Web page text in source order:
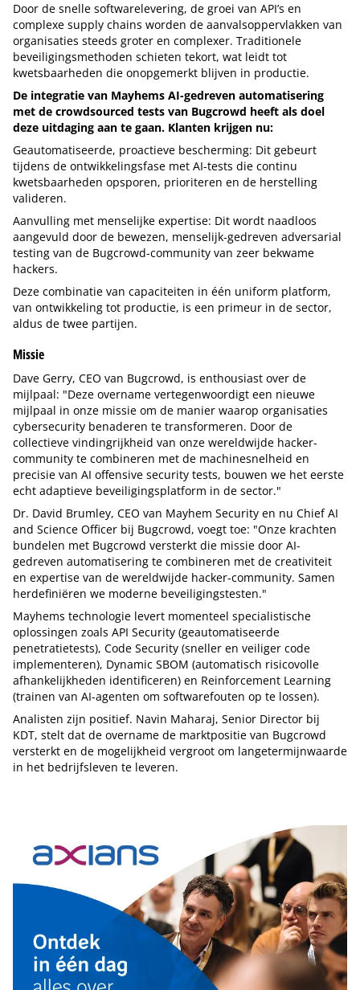
Door de snelle softwarelevering, de groei van API’s en
complexe supply chains worden de aanvalsoppervlakken van
organisaties steeds groter en complexer. Traditionele
beveiligingsmethoden schieten tekort, wat leidt tot
kwetsbaarheden die onopgemerkt blijven in productie.
De integratie van Mayhems AI-gedreven automatisering
met de crowdsourced tests van Bugcrowd heeft als doel
deze uitdaging aan te gaan. Klanten krijgen nu:
Geautomatiseerde, proactieve bescherming: Dit gebeurt
tijdens de ontwikkelingsfase met AI-tests die continu
kwetsbaarheden opsporen, prioriteren en de herstelling
valideren.
Aanvulling met menselijke expertise: Dit wordt naadloos
aangevuld door de bewezen, menselijk-gedreven adversarial
testing van de Bugcrowd-community van zeer bekwame
hackers.
Deze combinatie van capaciteiten in één uniform platform,
van ontwikkeling tot productie, is een primeur in de sector,
aldus de twee partijen.
Missie
Dave Gerry, CEO van Bugcrowd, is enthousiast over de
mijlpaal: "Deze overname vertegenwoordigt een nieuwe
mijlpaal in onze missie om de manier waarop organisaties
cybersecurity benaderen te transformeren. Door de
collectieve vindingrijkheid van onze wereldwijde hacker-
community te combineren met de machinesnelheid en
precisie van AI offensive security tests, bouwen we het eerste
echt adaptieve beveiligingsplatform in de sector."
Dr. David Brumley, CEO van Mayhem Security en nu Chief AI
and Science Officer bij Bugcrowd, voegt toe: "Onze krachten
bundelen met Bugcrowd versterkt die missie door AI-
gedreven automatisering te combineren met de creativiteit
en expertise van de wereldwijde hacker-community. Samen
herdefiniëren we moderne beveiligingstesten."
Mayhems technologie levert momenteel specialistische
oplossingen zoals API Security (geautomatiseerde
penetratietests), Code Security (sneller en veiliger code
implementeren), Dynamic SBOM (automatisch risicovolle
afhankelijkheden identificeren) en Reinforcement Learning
(trainen van AI-agenten om softwarefouten op te lossen).
Analisten zijn positief. Navin Maharaj, Senior Director bij
KDT, stelt dat de overname de marktpositie van Bugcrowd
versterkt en de mogelijkheid vergroot om langetermijnwaarde
in het bedrijfsleven te leveren.